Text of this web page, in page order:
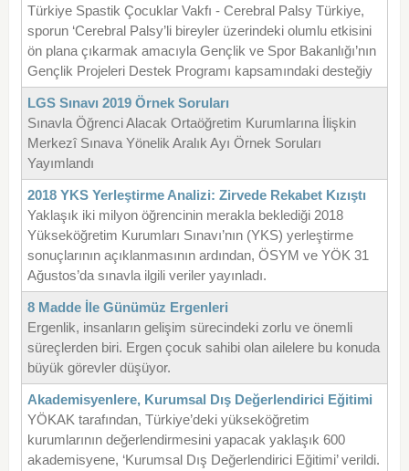
Türkiye Spastik Çocuklar Vakfı - Cerebral Palsy Türkiye,
sporun ‘Cerebral Palsy’li bireyler üzerindeki olumlu etkisini
ön plana çıkarmak amacıyla Gençlik ve Spor Bakanlığı’nın
Gençlik Projeleri Destek Programı kapsamındaki desteğiy
LGS Sınavı 2019 Örnek Soruları
Sınavla Öğrenci Alacak Ortaöğretim Kurumlarına İlişkin
Merkezî Sınava Yönelik Aralık Ayı Örnek Soruları
Yayımlandı
2018 YKS Yerleştirme Analizi: Zirvede Rekabet Kızıştı
Yaklaşık iki milyon öğrencinin merakla beklediği 2018
Yükseköğretim Kurumları Sınavı’nın (YKS) yerleştirme
sonuçlarının açıklanmasının ardından, ÖSYM ve YÖK 31
Ağustos’da sınavla ilgili veriler yayınladı.
8 Madde İle Günümüz Ergenleri
Ergenlik, insanların gelişim sürecindeki zorlu ve önemli
süreçlerden biri. Ergen çocuk sahibi olan ailelere bu konuda
büyük görevler düşüyor.
Akademisyenlere, Kurumsal Dış Değerlendirici Eğitimi
YÖKAK tarafından, Türkiye’deki yükseköğretim
kurumlarının değerlendirmesini yapacak yaklaşık 600
akademisyene, ‘Kurumsal Dış Değerlendirici Eğitimi’ verildi.